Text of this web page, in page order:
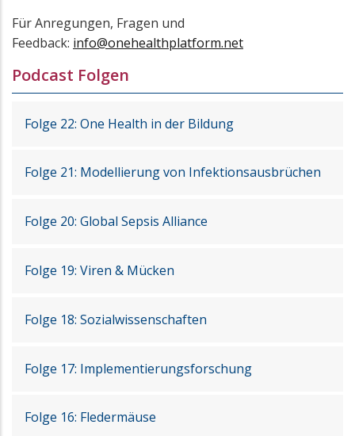
Für Anregungen, Fragen und
Feedback: info@onehealthplatform.net
Podcast Folgen
Folge 22: One Health in der Bildung
Folge 21: Modellierung von Infektionsausbrüchen
Folge 20: Global Sepsis Alliance
Folge 19: Viren & Mücken
Folge 18: Sozialwissenschaften
Folge 17: Implementierungsforschung
Folge 16: Fledermäuse